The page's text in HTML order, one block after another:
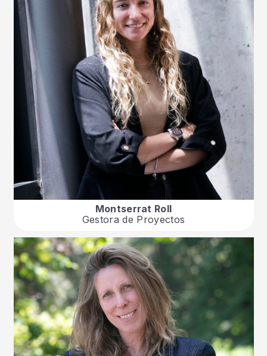
Montserrat Roll
Gestora de Proyectos